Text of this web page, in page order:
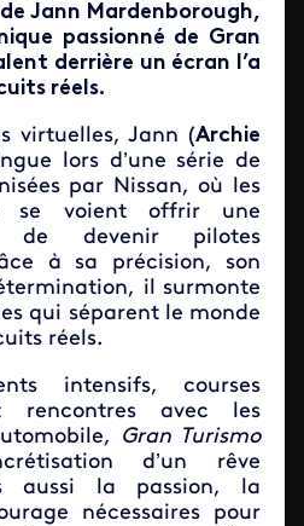
Jann Mardenborough,
passionné de Gran
derrière un écran l’a
réels.
virtuelles, Jann (Archie
lors d’une série de
par Nissan, où les
se voient offrir une
de devenir pilotes
à sa précision, son
il surmonte
qui séparent le monde
réels.
intensifs, courses
rencontres avec les
Gran Turismo
d’un rêve
aussi la passion, la
nécessaires pour